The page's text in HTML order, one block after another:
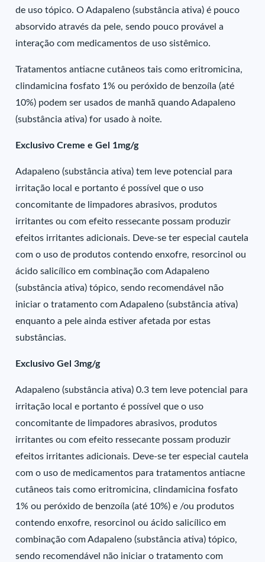
de uso tópico. O Adapaleno (substância ativa) é pouco
absorvido através da pele, sendo pouco provável a
interação com medicamentos de uso sistêmico.
Tratamentos antiacne cutâneos tais como eritromicina,
clindamicina fosfato 1% ou peróxido de benzoíla (até
10%) podem ser usados de manhã quando Adapaleno
(substância ativa) for usado à noite.
Exclusivo Creme e Gel 1mg/g
Adapaleno (substância ativa) tem leve potencial para
irritação local e portanto é possível que o uso
concomitante de limpadores abrasivos, produtos
irritantes ou com efeito ressecante possam produzir
efeitos irritantes adicionais. Deve-se ter especial cautela
com o uso de produtos contendo enxofre, resorcinol ou
ácido salicílico em combinação com Adapaleno
(substância ativa) tópico, sendo recomendável não
iniciar o tratamento com Adapaleno (substância ativa)
enquanto a pele ainda estiver afetada por estas
substâncias.
Exclusivo Gel 3mg/g
Adapaleno (substância ativa) 0.3 tem leve potencial para
irritação local e portanto é possível que o uso
concomitante de limpadores abrasivos, produtos
irritantes ou com efeito ressecante possam produzir
efeitos irritantes adicionais. Deve-se ter especial cautela
com o uso de medicamentos para tratamentos antiacne
cutâneos tais como eritromicina, clindamicina fosfato
1% ou peróxido de benzoíla (até 10%) e /ou produtos
contendo enxofre, resorcinol ou ácido salicílico em
combinação com Adapaleno (substância ativa) tópico,
sendo recomendável não iniciar o tratamento com